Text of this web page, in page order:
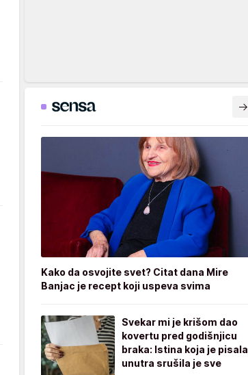
Kako da osvojite svet? Citat dana Mire
Banjac je recept koji uspeva svima
Svekar mi je krišom dao
kovertu pred godišnjicu
braka: Istina koja je pisala
unutra srušila je sve